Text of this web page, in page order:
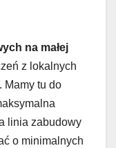
na małej
z lokalnych
Mamy tu do
linia zabudowy
o minimalnych